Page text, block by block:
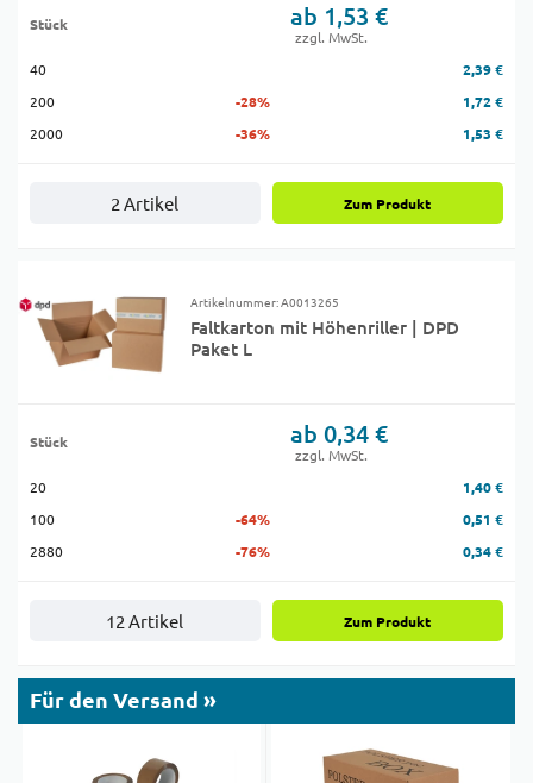
Stück ab 1,53 €
zzgl. MwSt.
40
2,39 €
200
-28%
1,72 €
2000
-36% 1,53 €
2 Artikel Zum Produkt
Artikelnummer: A0013265
Faltkarton mit Höhenriller | DPD
Paket L
Stück ab 0,34 €
zzgl. MwSt.
20
1,40 €
100
-64%
0,51 €
2880
-76% 0,34 €
12 Artikel Zum Produkt
Für den Versand »